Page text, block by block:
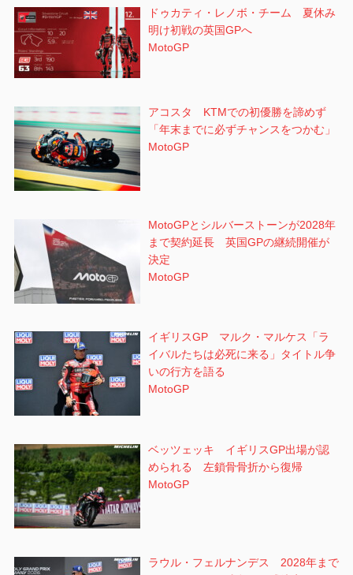
ドゥカティ・レノボ・チーム 夏休み
明け初戦の英国GPへ
MotoGP
アコスタ KTMでの初優勝を諦めず
「年末までに必ずチャンスをつかむ」
MotoGP
MotoGPとシルバーストーンが2028年
まで契約延長 英国GPの継続開催が
決定
MotoGP
イギリスGP マルク・マルケス「ラ
イバルたちは必死に来る」タイトル争
いの行方を語る
MotoGP
ベッツェッキ イギリスGP出場が認
められる 左鎖骨骨折から復帰
MotoGP
ラウル・フェルナンデス 2028年まで